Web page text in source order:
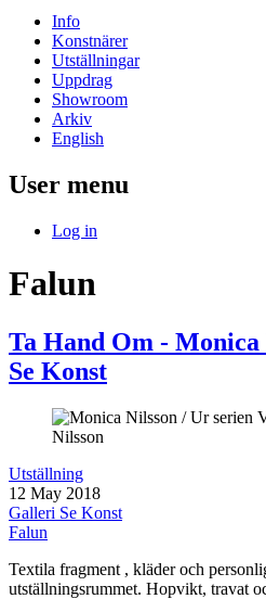
Info
Konstnärer
Utställningar
Uppdrag
Showroom
Arkiv
English
User menu
Log in
Falun
Ta Hand Om -
Se Konst
Utställning
12 May 2018
Galleri Se Konst
Falun
Textila fragment , kläder och
utställningsrummet. Hopvikt, travat